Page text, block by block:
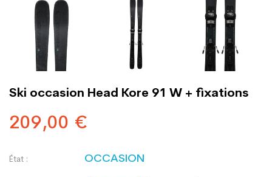
Ski occasion Head Kore 91 W + fixations
209,00 €
État : OCCASION